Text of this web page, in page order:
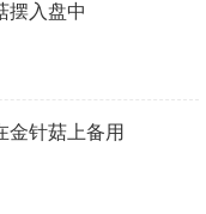
摆入盘中
金针菇上备用